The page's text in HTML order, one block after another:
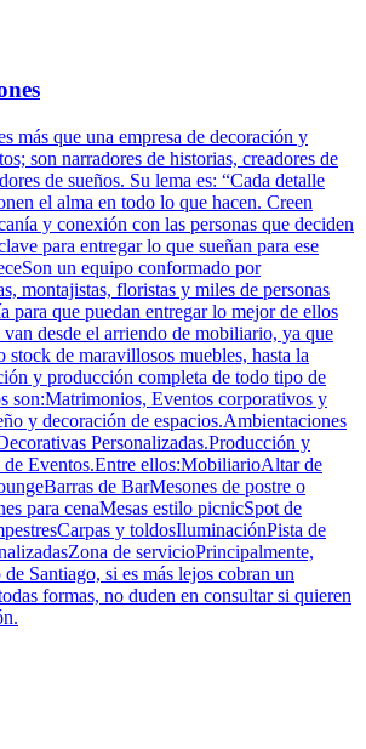
más que una empresa de decoración y
son narradores de historias, creadores de
de sueños. Su lema es: “Cada detalle
el alma en todo lo que hacen. Creen
y conexión con las personas que deciden
para entregar lo que sueñan para ese
un equipo conformado por
montajistas, floristas y miles de personas
para que puedan entregar lo mejor de ellos
desde el arriendo de mobiliario, ya que
stock de maravillosos muebles, hasta la
y producción completa de todo tipo de
son:Matrimonios, Eventos corporativos y
y decoración de espacios.Ambientaciones
Personalizadas.Producción y
Eventos.Entre ellos:MobiliarioAltar de
de BarMesones de postre o
para cenaMesas estilo picnicSpot de
y toldosIluminaciónPista de
de servicioPrincipalmente,
Santiago, si es más lejos cobran un
formas, no duden en consultar si quieren